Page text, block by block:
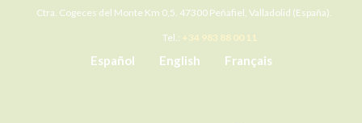
Ctra. Cogeces del Monte Km 0,5. 47300 Peñafiel, Valladolid (España).
Tel.: +34 983 88 00 11
Español English Français